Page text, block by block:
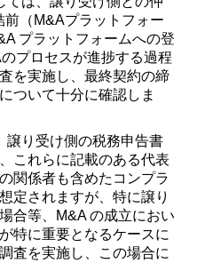
前（ M&Aプラットフォー
プラットフォームへの登
のプロセスが進捗する過程
を実施し、最終契約の締
ついて十分に確認しま
譲り受け側の税務申告書
これらに記載のある代表
関係者も含めたコンプラ
定されますが、特に譲り
合等、
M&Aの成立におい
特に重要となるケースに
査を実施し、この場合に